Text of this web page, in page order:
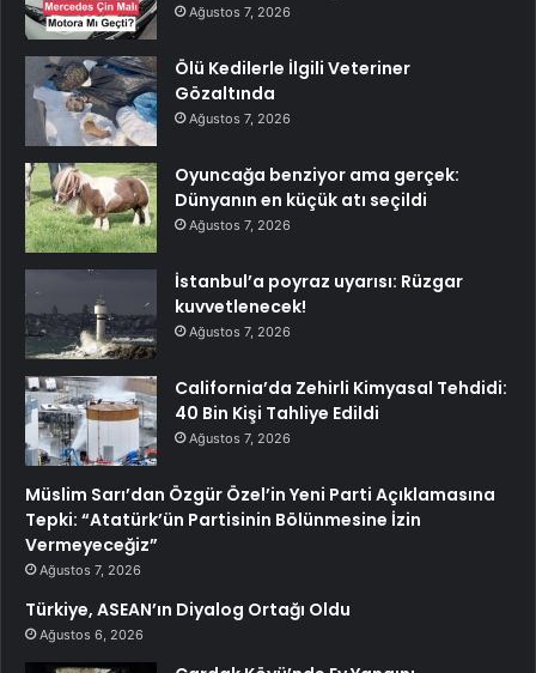
Ağustos 7, 2026
Ölü Kedilerle İlgili Veteriner
Gözaltında
Ağustos 7, 2026
Oyuncağa benziyor ama gerçek:
Dünyanın en küçük atı seçildi
Ağustos 7, 2026
İstanbul’a poyraz uyarısı: Rüzgar
kuvvetlenecek!
Ağustos 7, 2026
California’da Zehirli Kimyasal Tehdidi:
40 Bin Kişi Tahliye Edildi
Ağustos 7, 2026
Müslim Sarı’dan Özgür Özel’in Yeni Parti Açıklamasına
Tepki: “Atatürk’ün Partisinin Bölünmesine İzin
Vermeyeceğiz”
Ağustos 7, 2026
Türkiye, ASEAN’ın Diyalog Ortağı Oldu
Ağustos 6, 2026